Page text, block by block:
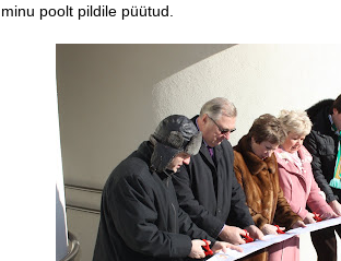
minu poolt pildile püütud.